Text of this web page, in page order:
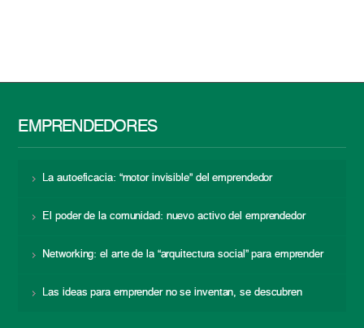
EMPRENDEDORES
La autoeficacia: “motor invisible” del emprendedor
El poder de la comunidad: nuevo activo del emprendedor
Networking: el arte de la “arquitectura social” para emprender
Las ideas para emprender no se inventan, se descubren